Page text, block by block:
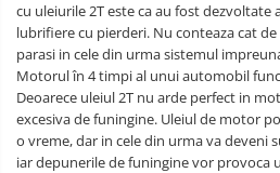
cu uleiurile 2T este ca au fost dezvoltate
lubrifiere cu pierderi. Nu conteaza cat
parasi in cele din urma sistemul
Motorul în 4 timpi al unui automobil
Deoarece uleiul 2T nu arde perfect in
excesiva de funingine. Uleiul de motor
o vreme, dar in cele din urma va deveni
iar depunerile de funingine vor provoca